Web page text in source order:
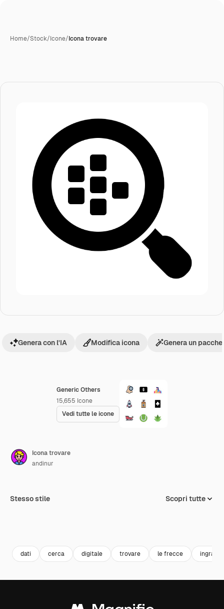
Home/Stock/Icone/Icona trovare
Generic Others
15,655 Icone
Vedi tutte le icone
Genera con l'IA Modifica icona Genera un
Icona trovare
andinur
Stesso stile Scopri tutte
dati cerca digitale trovare le frecce